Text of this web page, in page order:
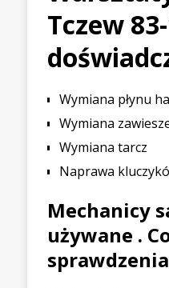
Tczew
Wymiana płynu
Wymiana
Wymiana tarcz
Naprawa
Mechanicy
używane .